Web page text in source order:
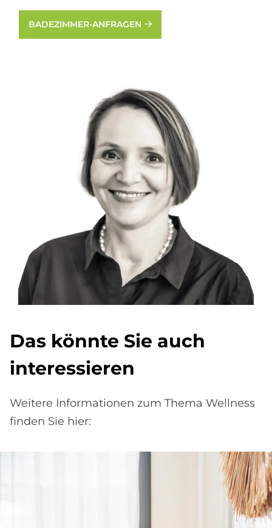
BADEZIMMER-ANFRAGEN
Das könnte Sie auch
interessieren
Weitere Informationen zum Thema Wellness
finden Sie hier: